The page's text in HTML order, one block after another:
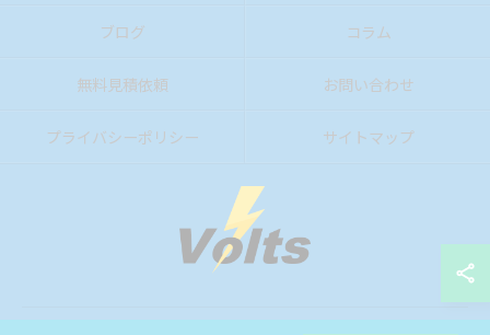
ブログ コラム
無料見積依頼 お問い合わせ
プライバシーポリシー サイトマップ